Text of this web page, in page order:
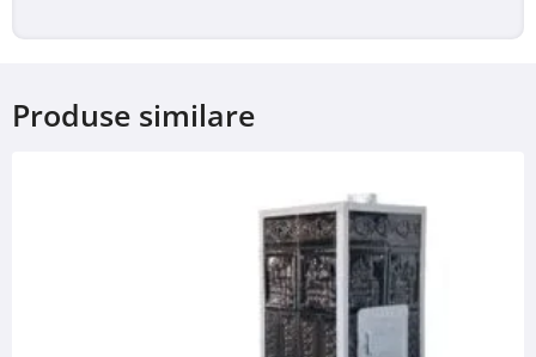
Produse similare